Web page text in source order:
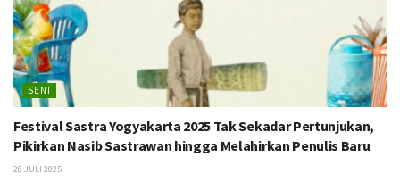
SENI
Festival Sastra Yogyakarta 2025 Tak Sekadar Pertunjukan,
Pikirkan Nasib Sastrawan hingga Melahirkan Penulis Baru
28 JULI 2025